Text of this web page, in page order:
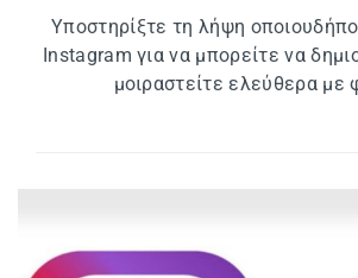
Υποστηρίξτε τη λήψη
Instagram για να μπορείτε να
μοιραστείτε ελεύθερα με